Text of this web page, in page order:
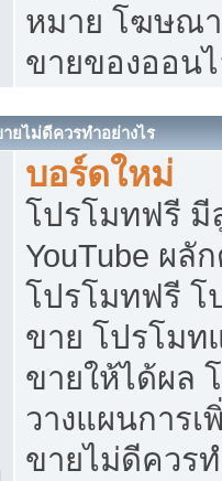
หมาย โฆษณ
ขายของออน
ยไม่ดีควรทำอย่างไร
บอร์ดใหม่
โปรโมทฟรี มี
YouTube ผลั
โปรโมทฟรี โ
ขาย โปรโมท
ขายให้ได้ผล
วางแผนการ
ขายไม่ดีควร